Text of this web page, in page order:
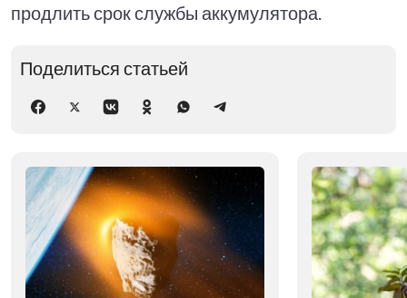
продлить срок службы аккумулятора.
Поделиться статьей